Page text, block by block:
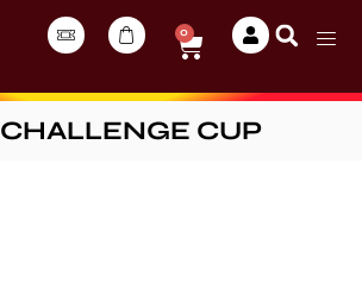
0
CHALLENGE CUP